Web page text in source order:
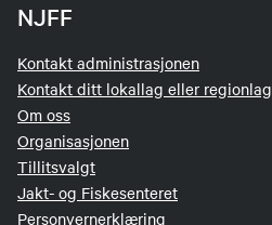
NJFF
Kontakt administrasjonen
Kontakt ditt lokallag eller regionlag
Om oss
Organisasjonen
Tillitsvalgt
Jakt- og Fiskesenteret
Personvernerklæring